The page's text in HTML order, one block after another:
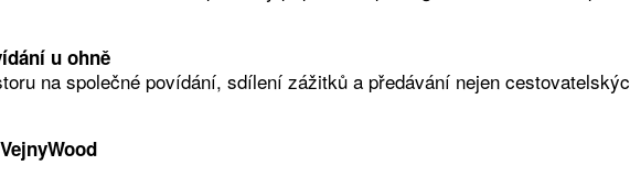
u ohně
na společné povídání, sdílení zážitků a předávání nejen